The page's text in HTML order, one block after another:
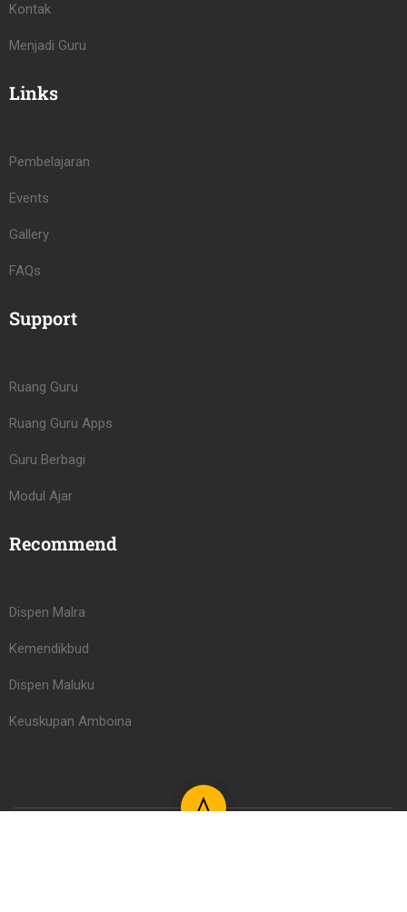
Kontak
Menjadi Guru
Links
Pembelajaran
Events
Gallery
FAQs
Support
Ruang Guru
Ruang Guru Apps
Guru Berbagi
Modul Ajar
Recommend
Dispen Malra
Kemendikbud
Dispen Maluku
Keuskupan Amboina